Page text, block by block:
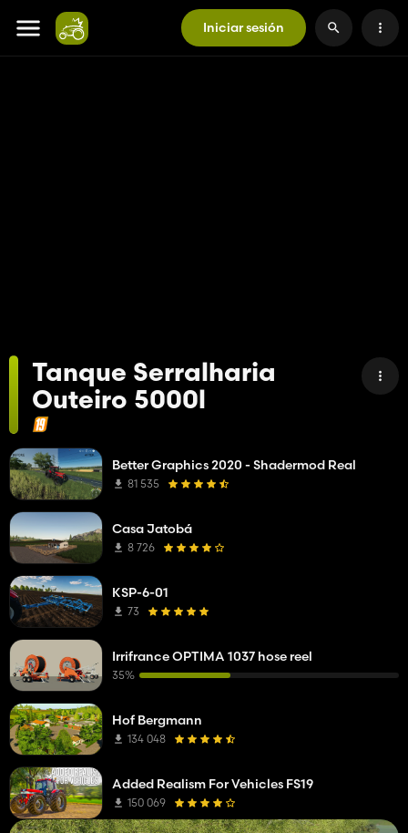
Iniciar sesión
Tanque Serralharia
Outeiro 5000l
Better Graphics 2020 - Shadermod Real
81 535
Casa Jatobá
8 726
KSP-6-01
73
Irrifrance OPTIMA 1037 hose reel
35%
Hof Bergmann
134 048
Added Realism For Vehicles FS19
150 069